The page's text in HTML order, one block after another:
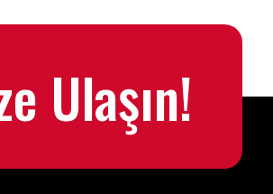
Ulaşın!